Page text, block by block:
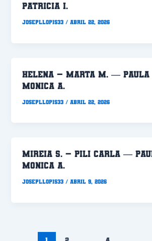
PATRICIA I.
Josepllopis33 /abril 22, 2026
HELENA – MARTA M. — PAULA
MONICA A.
Josepllopis33 / abril 22, 2026
MIREIA S. – PILI CARLA —
MONICA A.
Josepllopis33 /abril 9, 2026